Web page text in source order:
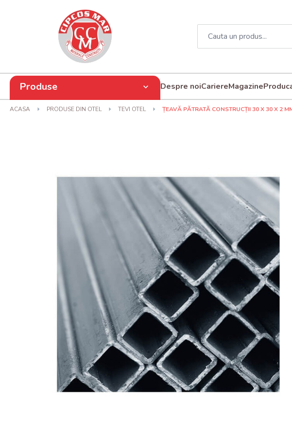
Produse Despre noiCariereMagazine
ACASA PRODUSE DIN OTEL TEVI OTEL ȚEAVĂ PĂTRATĂ CONSTRUCȚII 30 X 30 X 2